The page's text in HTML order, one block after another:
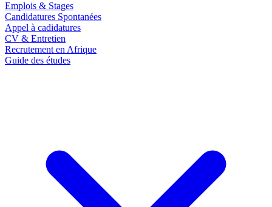
Emplois & Stages
Candidatures Spontanées
Appel à cadidatures
CV & Entretien
Recrutement en Afrique
Guide des études